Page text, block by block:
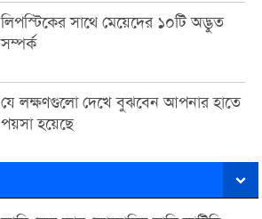
লিপস্টিকের সাথে মেয়েদের ১০টি অদ্ভুত
সম্পর্ক
যে লক্ষণগুলো দেখে বুঝবেন আপনার হাতে
পয়সা হয়েছে